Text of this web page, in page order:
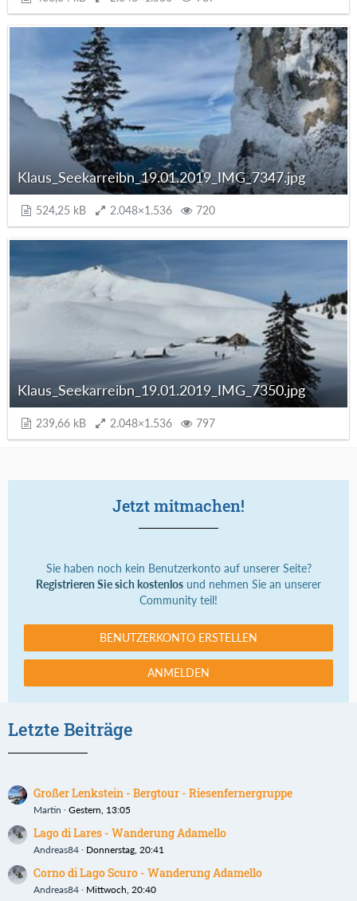
Klaus_Seekarreibn_19.01.2019_IMG_7347.jpg
524,25 kB 2.048×1.536 720
Klaus_Seekarreibn_19.01.2019_IMG_7350.jpg
239,66 kB 2.048×1.536 797
Jetzt mitmachen!
Sie haben noch kein Benutzerkonto auf unserer Seite?
Registrieren Sie sich kostenlos und nehmen Sie an unserer
Community teil!
BENUTZERKONTO ERSTELLEN
ANMELDEN
Letzte Beiträge
Großer Lenkstein - Bergtour - Riesenfernergruppe
Martin Gestern, 13:05
Lago di Lares - Wanderung Adamello
Andreas84 Donnerstag, 20:41
Corno di Lago Scuro - Wanderung Adamello
Andreas84 Mittwoch, 20:40